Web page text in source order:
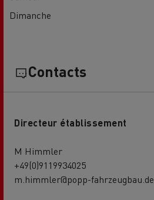
Dimanche
Contacts
Directeur établissement
M Himmler
+49(0)9119934025
m.himmler@popp-fahrzeugbau.de